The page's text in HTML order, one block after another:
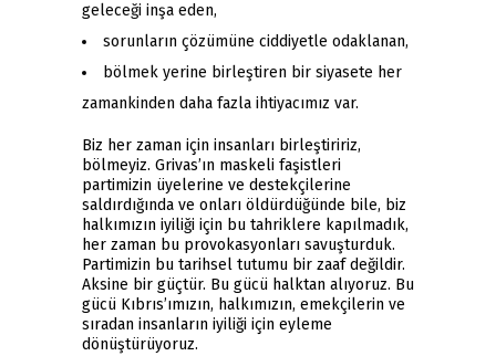
geleceği inşa eden,
sorunların çözümüne ciddiyetle odaklanan,
bölmek yerine birleştiren bir siyasete her
zamankinden daha fazla ihtiyacımız var.
Biz her zaman için insanları birleştiririz,
bölmeyiz. Grivas’ın maskeli faşistleri
partimizin üyelerine ve destekçilerine
saldırdığında ve onları öldürdüğünde bile, biz
halkımızın iyiliği için bu tahriklere kapılmadık,
her zaman bu provokasyonları savuşturduk.
Partimizin bu tarihsel tutumu bir zaaf değildir.
Aksine bir güçtür. Bu gücü halktan alıyoruz. Bu
gücü Kıbrıs’ımızın, halkımızın, emekçilerin ve
sıradan insanların iyiliği için eyleme
dönüştürüyoruz.